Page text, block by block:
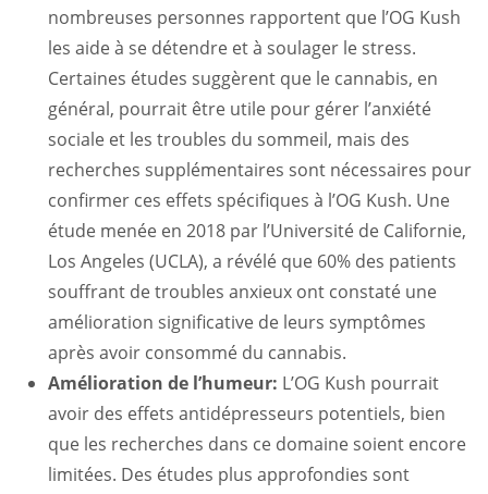
nombreuses personnes rapportent que l’OG Kush
les aide à se détendre et à soulager le stress.
Certaines études suggèrent que le cannabis, en
général, pourrait être utile pour gérer l’anxiété
sociale et les troubles du sommeil, mais des
recherches supplémentaires sont nécessaires pour
confirmer ces effets spécifiques à l’OG Kush. Une
étude menée en 2018 par l’Université de Californie,
Los Angeles (UCLA), a révélé que 60% des patients
souffrant de troubles anxieux ont constaté une
amélioration significative de leurs symptômes
après avoir consommé du cannabis.
Amélioration de l’humeur: L’OG Kush pourrait
avoir des effets antidépresseurs potentiels, bien
que les recherches dans ce domaine soient encore
limitées. Des études plus approfondies sont